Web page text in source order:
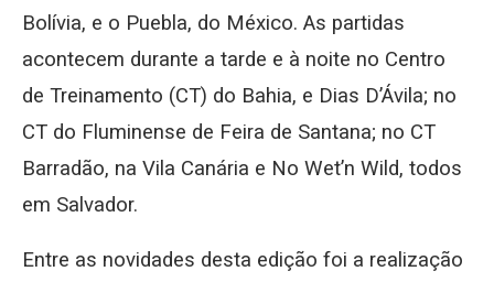
Bolívia, e o Puebla, do México. As partidas
acontecem durante a tarde e à noite no Centro
de Treinamento (CT) do Bahia, e Dias D’Ávila; no
CT do Fluminense de Feira de Santana; no CT
Barradão, na Vila Canária e No Wet’n Wild, todos
em Salvador.
Entre as novidades desta edição foi a realização